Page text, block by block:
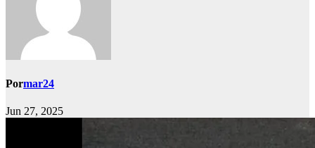
Pormar24
Jun 27, 2025